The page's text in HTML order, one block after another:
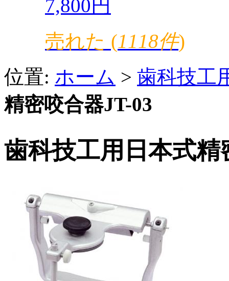
7,800円
売れた (1118件)
位置: ホーム > 歯科技工
精密咬合器JT-03
歯科技工用日本式精